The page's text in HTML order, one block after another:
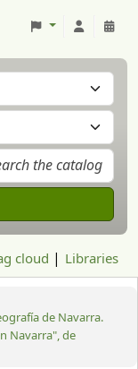
cloud Libraries
de Navarra.
Navarra", de